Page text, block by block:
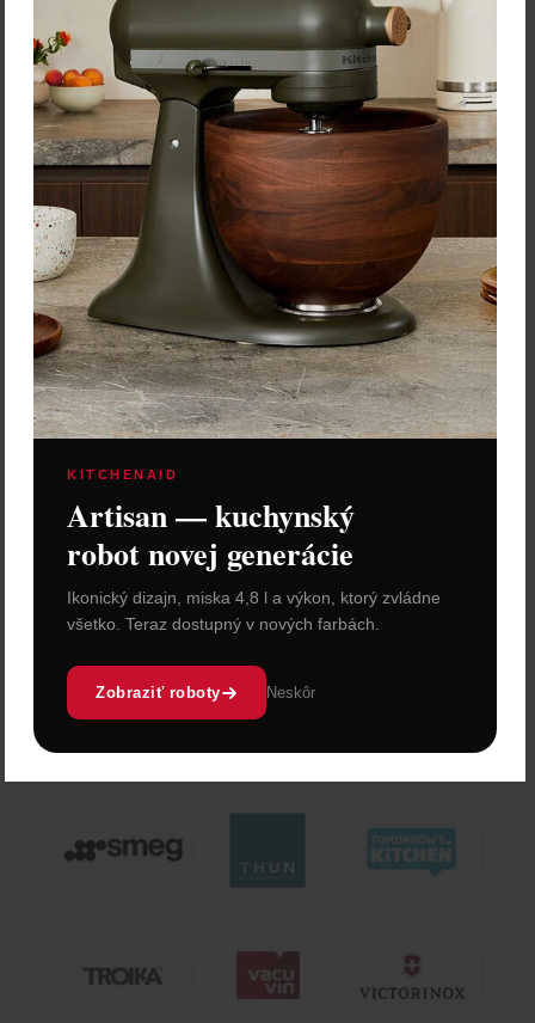
Vložiť do košíka Vybrať variant
KITCHENAID
Artisan — kuchynský
robot novej generácie
Ikonický dizajn, miska 4,8 l a výkon, ktorý zvládne
všetko. Teraz dostupný v nových farbách.
Zobraziť roboty Neskôr